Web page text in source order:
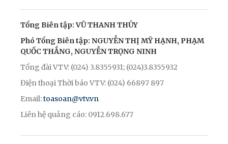
Tổng Biên tập: VŨ THANH THỦY
Phó Tổng Biên tập: NGUYỄN THỊ MỸ HẠNH, PHẠM
QUỐC THẮNG, NGUYỄN TRỌNG NINH
Tổng đài VTV: (024) 3.8355931; (024)3.8355932
Điện thoại Thời báo VTV: (024) 66897 897
Email:toasoan@vtv.vn
Liên hệ quảng cáo: 0912.698.677